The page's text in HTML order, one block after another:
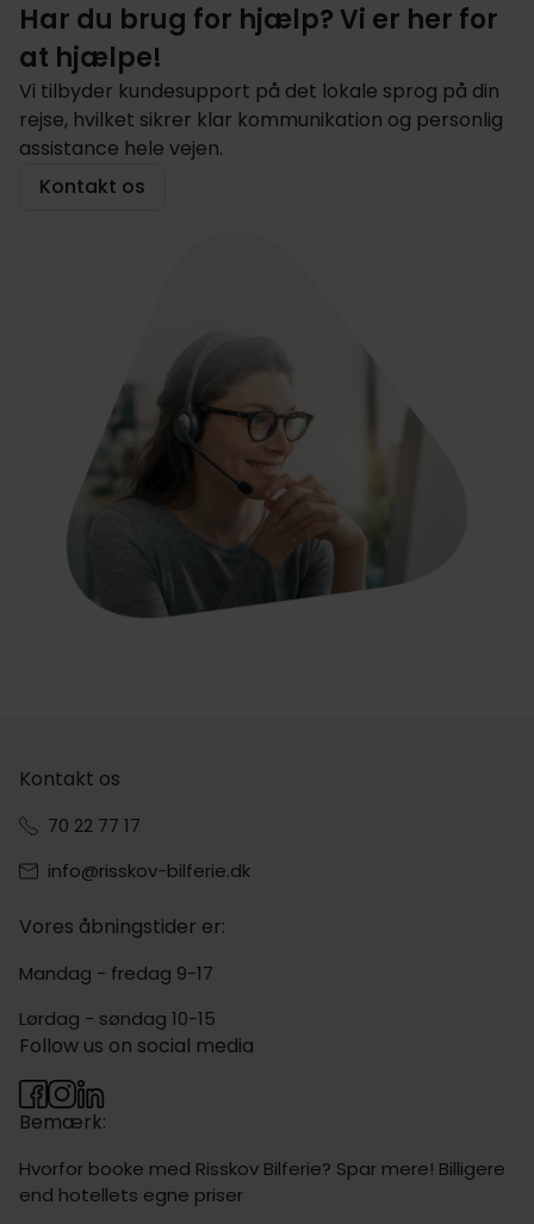
Har du brug for hjælp? Vi er her for
at hjælpe!
Vi tilbyder kundesupport på det lokale sprog på din
rejse, hvilket sikrer klar kommunikation og personlig
assistance hele vejen.
Kontakt os
Kontakt os
70 22 77 17
info@risskov-bilferie.dk
Vores åbningstider er:
Mandag - fredag 9-17
Lørdag - søndag 10-15
Bemærk:
Hvorfor booke med Risskov Bilferie? Spar mere! Billigere
end hotellets egne priser
Follow us on social media